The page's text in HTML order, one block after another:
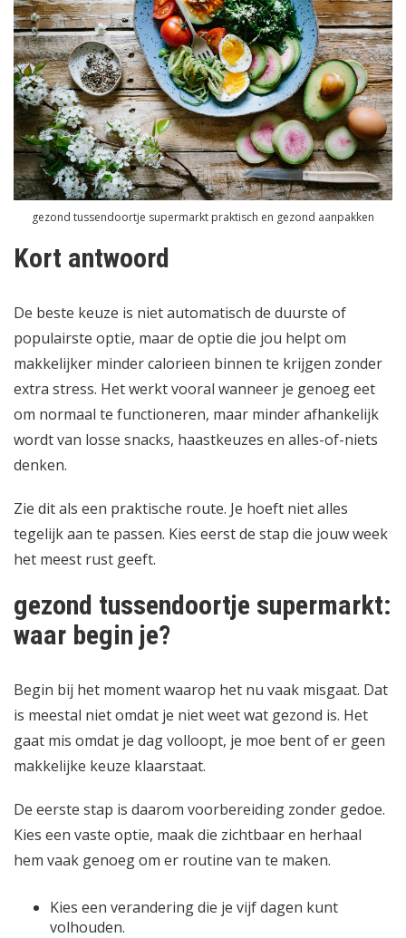
gezond tussendoortje supermarkt praktisch en gezond aanpakken
Kort antwoord
De beste keuze is niet automatisch de duurste of
populairste optie, maar de optie die jou helpt om
makkelijker minder calorieen binnen te krijgen zonder
extra stress. Het werkt vooral wanneer je genoeg eet
om normaal te functioneren, maar minder afhankelijk
wordt van losse snacks, haastkeuzes en alles-of-niets
denken.
Zie dit als een praktische route. Je hoeft niet alles
tegelijk aan te passen. Kies eerst de stap die jouw week
het meest rust geeft.
gezond tussendoortje supermarkt:
waar begin je?
Begin bij het moment waarop het nu vaak misgaat. Dat
is meestal niet omdat je niet weet wat gezond is. Het
gaat mis omdat je dag volloopt, je moe bent of er geen
makkelijke keuze klaarstaat.
De eerste stap is daarom voorbereiding zonder gedoe.
Kies een vaste optie, maak die zichtbaar en herhaal
hem vaak genoeg om er routine van te maken.
Kies een verandering die je vijf dagen kunt
volhouden.